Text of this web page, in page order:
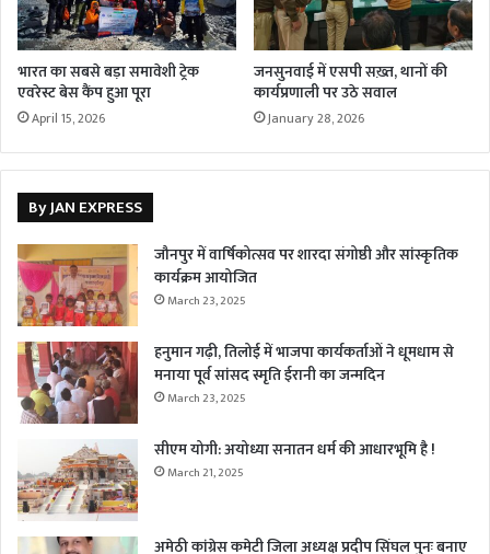
भारत का सबसे बड़ा समावेशी ट्रेक
एवरेस्ट बेस कैंप हुआ पूरा
April 15, 2026
जनसुनवाई में एसपी सख़्त, थानों की
कार्यप्रणाली पर उठे सवाल
January 28, 2026
By JAN EXPRESS
जौनपुर में वार्षिकोत्सव पर शारदा संगोष्ठी और सांस्कृतिक
कार्यक्रम आयोजित
March 23, 2025
हनुमान गढ़ी, तिलोई में भाजपा कार्यकर्ताओं ने धूमधाम से
मनाया पूर्व सांसद स्मृति ईरानी का जन्मदिन
March 23, 2025
सीएम योगी: अयोध्या सनातन धर्म की आधारभूमि है !
March 21, 2025
अमेठी कांग्रेस कमेटी जिला अध्यक्ष प्रदीप सिंघल पुनः बनाए